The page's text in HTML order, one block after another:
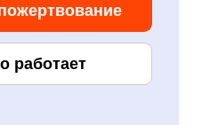
работает